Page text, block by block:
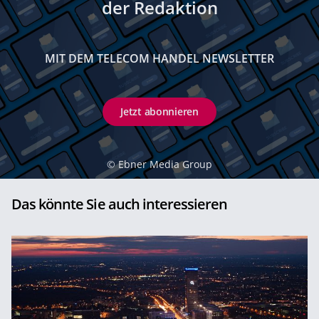
der Redaktion
MIT DEM TELECOM HANDEL NEWSLETTER
Jetzt abonnieren
© Ebner Media Group
Das könnte Sie auch interessieren